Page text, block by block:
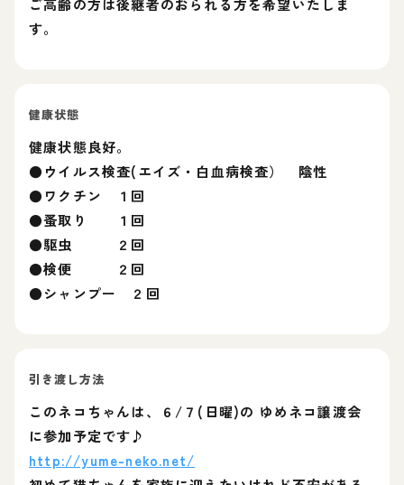
ご高齢の方は後継者のおられる方を希望いたしま
す。
健康状態
健康状態良好。
●ウイルス検査(エイズ・白血病検査） 陰性
●ワクチン １回
●蚤取り １回
●駆虫 ２回
●検便 ２回
●シャンプー ２回
引き渡し方法
このネコちゃんは、６/７(日曜)の ゆめネコ譲渡会
に参加予定です♪
http://yume-neko.net/